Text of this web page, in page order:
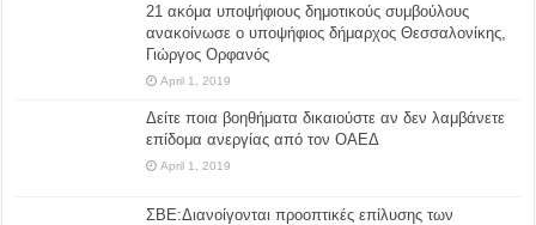
21 ακόμα υποψήφιους δημοτικούς συμβούλους
ανακοίνωσε ο υποψήφιος δήμαρχος Θεσσαλονίκης,
Γιώργος Ορφανός
April 1, 2019
Δείτε ποια βοηθήματα δικαιούστε αν δεν λαμβάνετε
επίδομα ανεργίας από τον ΟΑΕΔ
April 1, 2019
ΣΒΕ:Διανοίγονται προοπτικές επίλυσης των